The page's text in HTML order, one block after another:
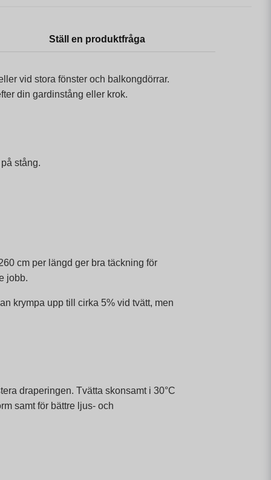
Ställ en produktfråga
vid stora fönster och balkongdörrar.
din gardinstång eller krok.
stång.
cm per längd ger bra täckning för
jobb.
krympa upp till cirka 5% vid tvätt, men
draperingen. Tvätta skonsamt i 30°C
samt för bättre ljus- och